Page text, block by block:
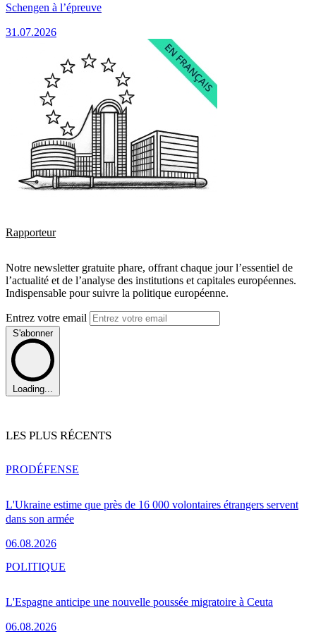
Schengen à l’épreuve
31.07.2026
Rapporteur
Notre newsletter gratuite phare, offrant chaque jour l’essentiel de
l’actualité et de l’analyse des institutions et capitales européennes.
Indispensable pour suivre la politique européenne.
Entrez votre email
S'abonner
Loading...
LES PLUS RÉCENTS
L'Ukraine estime que près de 16 000 volontaires étrangers servent
dans son armée
06.08.2026
PRODÉFENSE
L'Espagne anticipe une nouvelle poussée migratoire à Ceuta
06.08.2026
POLITIQUE